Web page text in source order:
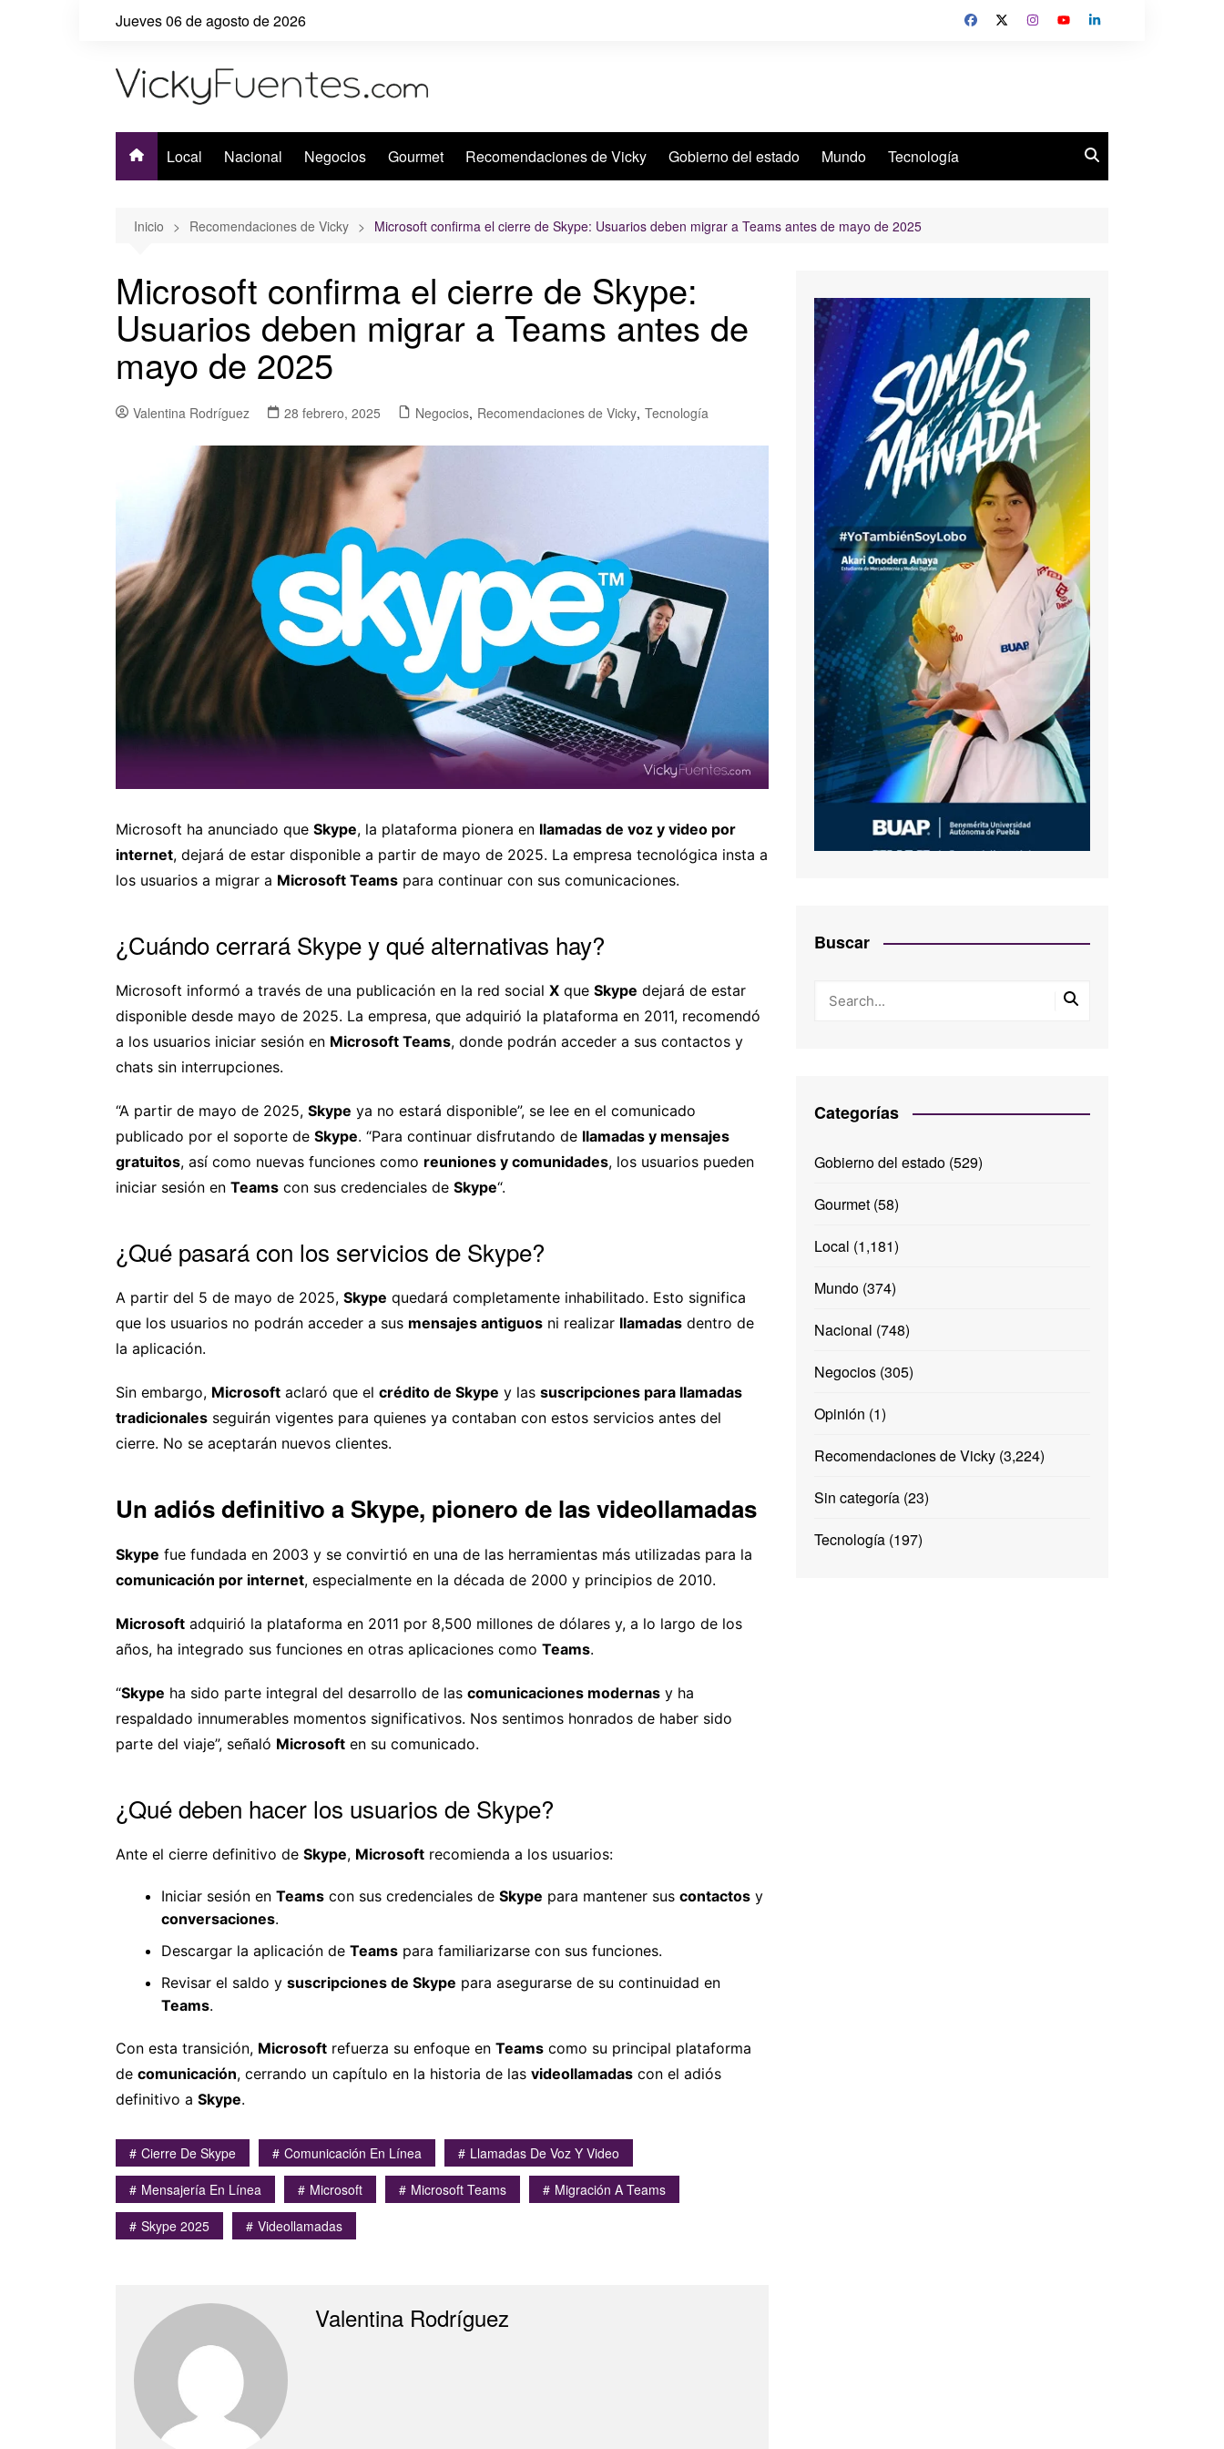
Jueves 06 de agosto de 2026
Local Nacional Negocios Gourmet Recomendaciones de Vicky Gobierno del estado Mundo Tecnología
Inicio Recomendaciones de Vicky Microsoft confirma el cierre de Skype: Usuarios deben migrar a Teams antes de mayo de 2025
Microsoft confirma el cierre de Skype:
Usuarios deben migrar a Teams antes de
mayo de 2025
Valentina Rodríguez 28 febrero, 2025 Negocios, Recomendaciones de Vicky, Tecnología
Microsoft ha anunciado que Skype, la plataforma pionera en llamadas de voz y video por
internet, dejará de estar disponible a partir de mayo de 2025. La empresa tecnológica insta a
los usuarios a migrar a Microsoft Teams para continuar con sus comunicaciones.
¿Cuándo cerrará Skype y qué alternativas hay?
Microsoft informó a través de una publicación en la red social X que Skype dejará de estar
disponible desde mayo de 2025. La empresa, que adquirió la plataforma en 2011, recomendó
a los usuarios iniciar sesión en Microsoft Teams, donde podrán acceder a sus contactos y
chats sin interrupciones.
“A partir de mayo de 2025, Skype ya no estará disponible”, se lee en el comunicado
publicado por el soporte de Skype. “Para continuar disfrutando de llamadas y mensajes
gratuitos, así como nuevas funciones como reuniones y comunidades, los usuarios pueden
iniciar sesión en Teams con sus credenciales de Skype“.
¿Qué pasará con los servicios de Skype?
A partir del 5 de mayo de 2025, Skype quedará completamente inhabilitado. Esto significa
que los usuarios no podrán acceder a sus mensajes antiguos ni realizar llamadas dentro de
la aplicación.
Sin embargo, Microsoft aclaró que el crédito de Skype y las suscripciones para llamadas
tradicionales seguirán vigentes para quienes ya contaban con estos servicios antes del
cierre. No se aceptarán nuevos clientes.
Un adiós definitivo a Skype, pionero de las videollamadas
Skype fue fundada en 2003 y se convirtió en una de las herramientas más utilizadas para la
comunicación por internet, especialmente en la década de 2000 y principios de 2010.
Microsoft adquirió la plataforma en 2011 por 8,500 millones de dólares y, a lo largo de los
años, ha integrado sus funciones en otras aplicaciones como Teams.
“Skype ha sido parte integral del desarrollo de las comunicaciones modernas y ha
respaldado innumerables momentos significativos. Nos sentimos honrados de haber sido
parte del viaje”, señaló Microsoft en su comunicado.
¿Qué deben hacer los usuarios de Skype?
Ante el cierre definitivo de Skype, Microsoft recomienda a los usuarios:
Iniciar sesión en Teams con sus credenciales de Skype para mantener sus contactos y
conversaciones.
Descargar la aplicación de Teams para familiarizarse con sus funciones.
Revisar el saldo y suscripciones de Skype para asegurarse de su continuidad en
Teams.
Con esta transición, Microsoft refuerza su enfoque en Teams como su principal plataforma
de comunicación, cerrando un capítulo en la historia de las videollamadas con el adiós
definitivo a Skype.
Cierre De Skype Comunicación En Línea
Llamadas De Voz Y Video
Mensajería En Línea
Microsoft Microsoft Teams
Migración A Teams
Skype 2025
Videollamadas
Valentina Rodríguez
Buscar
Categorías
Gobierno del estado(529)
Gourmet(58)
Local (1,181)
Mundo(374)
Nacional (748)
Negocios(305)
Opinión (1)
Recomendaciones de Vicky(3,224)
Sin categoría(23)
Tecnología(197)